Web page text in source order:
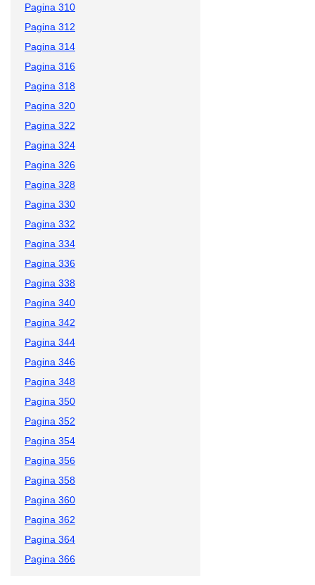
Pagina 310
Pagina 312
Pagina 314
Pagina 316
Pagina 318
Pagina 320
Pagina 322
Pagina 324
Pagina 326
Pagina 328
Pagina 330
Pagina 332
Pagina 334
Pagina 336
Pagina 338
Pagina 340
Pagina 342
Pagina 344
Pagina 346
Pagina 348
Pagina 350
Pagina 352
Pagina 354
Pagina 356
Pagina 358
Pagina 360
Pagina 362
Pagina 364
Pagina 366